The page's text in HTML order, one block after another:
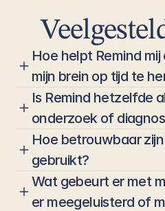
Hoe helpt Remind
mijn brein op tijd te
Is Remind hetzelfde
onderzoek of
Hoe betrouwbaar
gebruikt?
Wat gebeurt er met
er meegeluisterd of